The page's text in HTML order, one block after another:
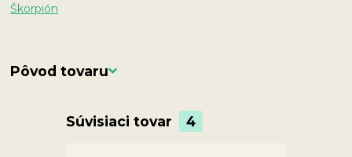
Škorpión
Pôvod tovaru
Súvisiaci tovar 4